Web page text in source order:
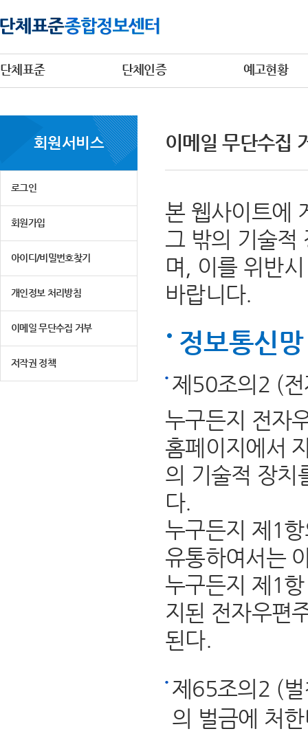
단체표준 단체인증 예고현황
회원서비스
로그인
회원가입
아이디/비밀번호찾기
개인정보 처리방침
이메일 무단수집 거부
저작권 정책
이메일 무단수집
본 웹사이트에
그 밖의 기술적
며, 이를 위반
바랍니다.
정보통신
제50조의2 (
누구든지 전자
홈페이지에서
의 기술적 장치
다.
누구든지 제1
유통하여서는
누구든지 제1
지된 전자우편
된다.
제65조의2 (
의 벌금에 처